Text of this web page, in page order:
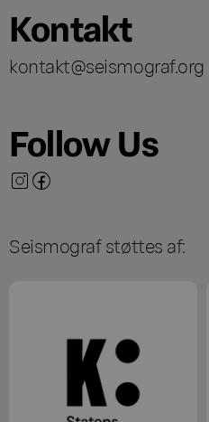
Kontakt
kontakt@seismograf.org
Follow Us
Seismograf støttes af: